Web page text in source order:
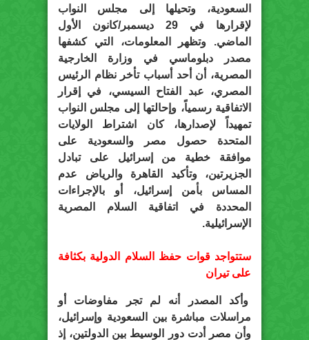
السعودية، وتحيلها إلى مجلس النواب
لإقرارها في 29 ديسمبر/كانون الأول
الماضي. وتظهر المعلومات، التي كشفها
مصدر دبلوماسي في وزارة الخارجية
المصرية، أن أحد أسباب تأخر نظام الرئيس
المصري، عبد الفتاح السيسي، في إقرار
الاتفاقية رسمياً، وإحالتها إلى مجلس النواب
تمهيداً لإصدارها، كان اشتراط الولايات
المتحدة حصول مصر والسعودية على
موافقة خطية من إسرائيل على تبادل
الجزيرتين، وتأكيد القاهرة والرياض عدم
المساس بأمن إسرائيل، أو بالإجراءات
المحددة في اتفاقية السلام المصرية
الإسرائيلية.
ستتواجد قوات حفظ السلام الدولية بكثافة
على تيران
وأكد المصدر أنه لم تجر مفاوضات أو
مراسلات مباشرة بين السعودية وإسرائيل،
وأن مصر أدت دور الوسيط بين الدولتين، إذ